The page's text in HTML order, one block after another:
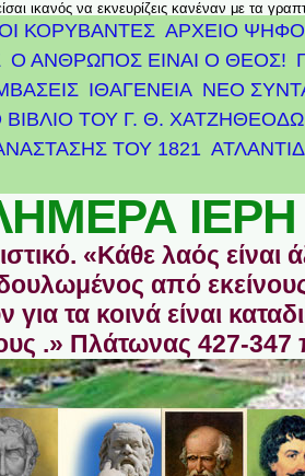
ικανός να εκνευρίζεις κανέναν με τα
ΟΙ ΚΟΡΥΒΑΝΤΕΣ ΑΡΧΕΊΟ
Ο ΑΝΘΡΩΠΟΣ ΕΙΝΑΙ Ο ΘΕΟΣ!
ΙΘΑΓΕΝΕΙΑ ΝΕΟ
ΒΙΒΛΙΟ ΤΟΥ Γ. Θ.
ΤΟΥ 1821
«Κάθε λαός
από
τα κοινά είναι
.» Πλάτωνας 427-347